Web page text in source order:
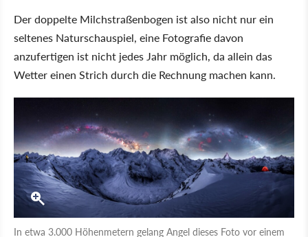
Der doppelte Milchstraßenbogen ist also nicht nur ein
seltenes Naturschauspiel, eine Fotografie davon
anzufertigen ist nicht jedes Jahr möglich, da allein das
Wetter einen Strich durch die Rechnung machen kann.
In etwa 3.000 Höhenmetern gelang Angel dieses Foto vor einem